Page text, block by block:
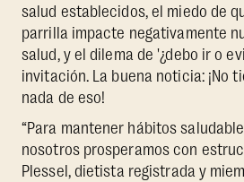
salud establecidos, el miedo de
parrilla impacte negativamente
salud, y el dilema de '¿debo ir o
invitación. La buena noticia: ¡No
nada de eso!
“Para mantener hábitos
nosotros prosperamos con
Plessel, dietista registrada y